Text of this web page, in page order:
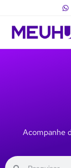
Acompanhe